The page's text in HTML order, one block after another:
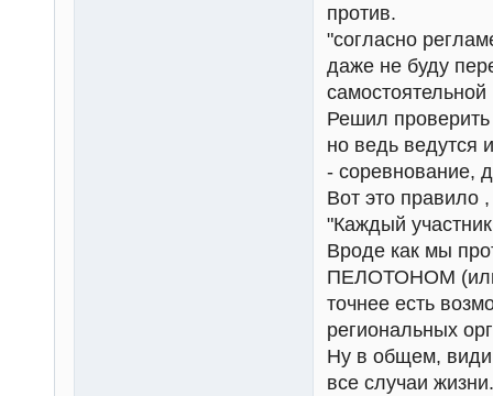
против.
"согласно
даже не буду
самостоятельной
Решил
но ведь ведутся
- соревнование,
Вот это правило
"Каждый
Вроде как мы
ПЕЛОТОНОМ (или
точнее есть
региональных
Ну в общем,
все случаи жизни.